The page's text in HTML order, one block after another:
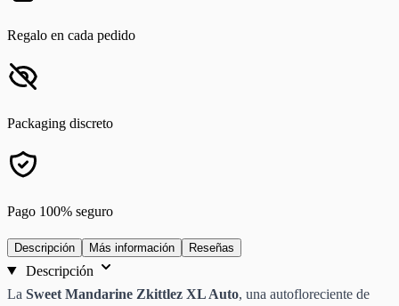
Regalo en cada pedido
Packaging discreto
Pago 100% seguro
Descripción Más información Reseñas
Descripción
La Sweet Mandarine Zkittlez XL Auto, una autofloreciente de